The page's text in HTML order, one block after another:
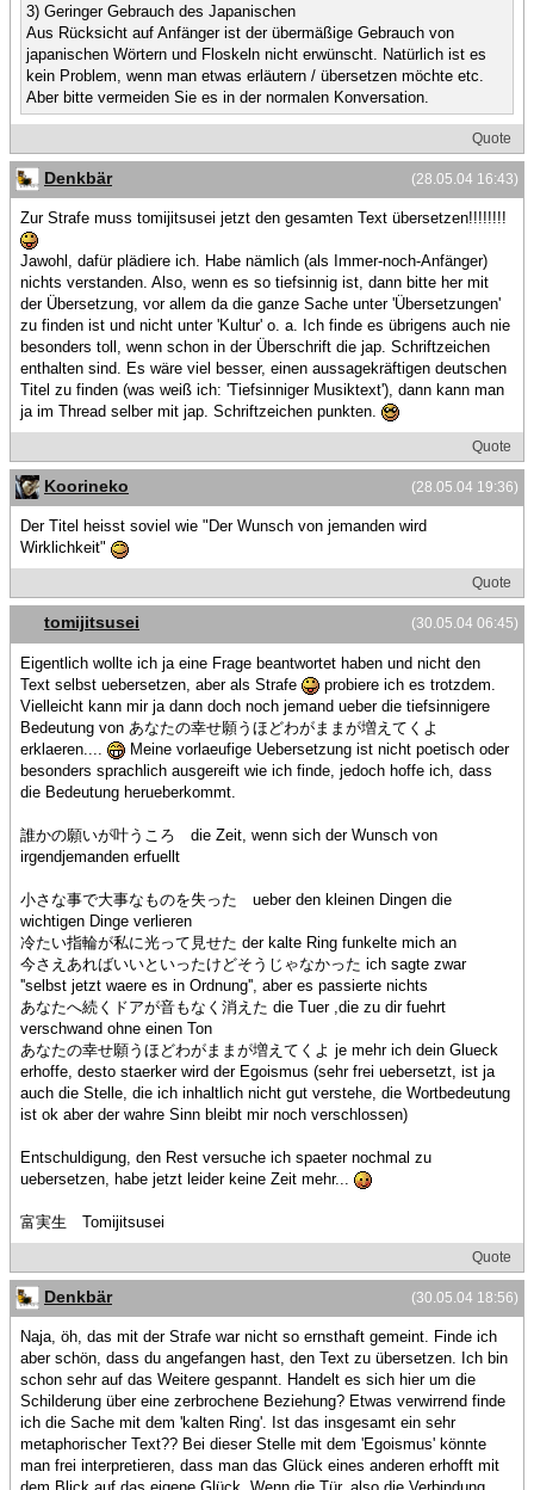
3) Geringer Gebrauch des Japanischen
Aus Rücksicht auf Anfänger ist der übermäßige Gebrauch von
japanischen Wörtern und Floskeln nicht erwünscht. Natürlich ist es
kein Problem, wenn man etwas erläutern / übersetzen möchte etc.
Aber bitte vermeiden Sie es in der normalen Konversation.
Quote
(28.05.04 16:43)
Denkbär
Zur Strafe muss tomijitsusei jetzt den gesamten Text übersetzen!!!!!!!!
Jawohl, dafür plädiere ich. Habe nämlich (als Immer-noch-Anfänger)
nichts verstanden. Also, wenn es so tiefsinnig ist, dann bitte her mit
der Übersetzung, vor allem da die ganze Sache unter 'Übersetzungen'
zu finden ist und nicht unter 'Kultur' o. a. Ich finde es übrigens auch nie
besonders toll, wenn schon in der Überschrift die jap. Schriftzeichen
enthalten sind. Es wäre viel besser, einen aussagekräftigen deutschen
Titel zu finden (was weiß ich: 'Tiefsinniger Musiktext'), dann kann man
ja im Thread selber mit jap. Schriftzeichen punkten.
Quote
(28.05.04 19:36)
Koorineko
Der Titel heisst soviel wie "Der Wunsch von jemanden wird
Wirklichkeit"
Quote
(30.05.04 06:45)
tomijitsusei
Eigentlich wollte ich ja eine Frage beantwortet haben und nicht den
Text selbst uebersetzen, aber als Strafe
probiere ich es trotzdem.
Vielleicht kann mir ja dann doch noch jemand ueber die tiefsinnigere
Bedeutung von あなたの幸せ願うほどわがままが増えてくよ
erklaeren....
Meine vorlaeufige Uebersetzung ist nicht poetisch oder
besonders sprachlich ausgereift wie ich finde, jedoch hoffe ich, dass
die Bedeutung herueberkommt.
誰かの願いが叶うころ die Zeit, wenn sich der Wunsch von
irgendjemanden erfuellt
小さな事で大事なものを失った ueber den kleinen Dingen die
wichtigen Dinge verlieren
冷たい指輪が私に光って見せた der kalte Ring funkelte mich an
今さえあればいいといったけどそうじゃなかった ich sagte zwar
''selbst jetzt waere es in Ordnung'', aber es passierte nichts
あなたへ続くドアが音もなく消えた die Tuer ,die zu dir fuehrt
verschwand ohne einen Ton
あなたの幸せ願うほどわがままが増えてくよ je mehr ich dein Glueck
erhoffe, desto staerker wird der Egoismus (sehr frei uebersetzt, ist ja
auch die Stelle, die ich inhaltlich nicht gut verstehe, die Wortbedeutung
ist ok aber der wahre Sinn bleibt mir noch verschlossen)
Entschuldigung, den Rest versuche ich spaeter nochmal zu
uebersetzen, habe jetzt leider keine Zeit mehr...
富実生 Tomijitsusei
Quote
(30.05.04 18:56)
Denkbär
Naja, öh, das mit der Strafe war nicht so ernsthaft gemeint. Finde ich
aber schön, dass du angefangen hast, den Text zu übersetzen. Ich bin
schon sehr auf das Weitere gespannt. Handelt es sich hier um die
Schilderung über eine zerbrochene Beziehung? Etwas verwirrend finde
ich die Sache mit dem 'kalten Ring'. Ist das insgesamt ein sehr
metaphorischer Text?? Bei dieser Stelle mit dem 'Egoismus' könnte
man frei interpretieren, dass man das Glück eines anderen erhofft mit